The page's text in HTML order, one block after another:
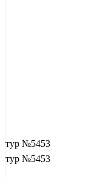
тур №5453
тур №5453